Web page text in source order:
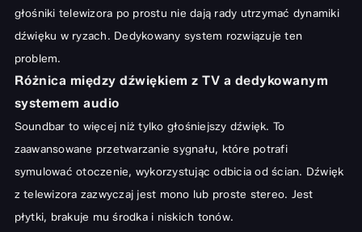
Soundbary średniej półki – optymalny stosunek ceny do jakości
Tanie soundbary – dobry start dla początkujących
Jak prawidłowo podłączyć i skonfigurować soundbar?
Konfiguracja subwoofera i głośników satelitarnych
Akcesoria i dodatkowe funkcje, które ułatwiają korzystanie
Sterowanie głosem i integracja z systemem Smart Home
Montaż soundbara na ścianie lub na szafce RTV
głośniki telewizora po prostu nie dają rady utrzymać dynamiki
dźwięku w ryzach. Dedykowany system rozwiązuje ten
problem.
Różnica między dźwiękiem z TV a dedykowanym
systemem audio
Soundbar to więcej niż tylko głośniejszy dźwięk. To
zaawansowane przetwarzanie sygnału, które potrafi
symulować otoczenie, wykorzystując odbicia od ścian. Dźwięk
z telewizora zazwyczaj jest mono lub proste stereo. Jest
płytki, brakuje mu środka i niskich tonów.